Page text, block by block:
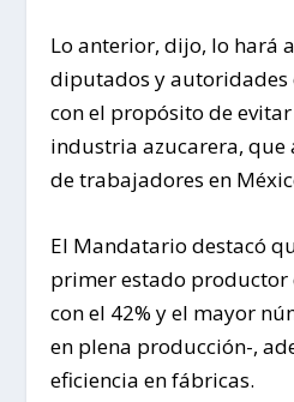
Lo anterior, dijo, lo hará
diputados y autoridades
con el propósito de
industria azucarera, que
de trabajadores en
El Mandatario destacó
primer estado productor
con el 42% y el mayor
en plena producción-,
eficiencia en fábricas.